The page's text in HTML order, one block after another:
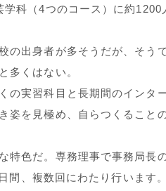
科（4つのコース）に約1200
出身者が多そうだが、そう
多くはない。
実習科目と長期間のインタ
姿を見極め、自らつくること
色だ。専務理事で事務局長
間、複数回にわたり行います